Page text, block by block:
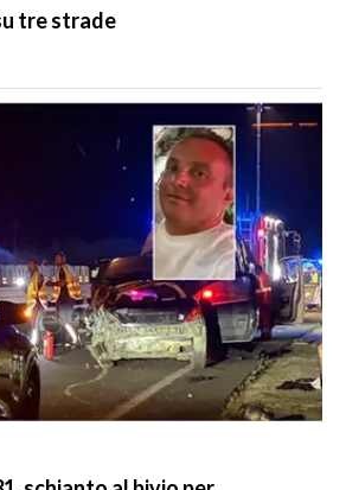
tre strade